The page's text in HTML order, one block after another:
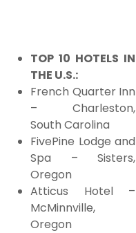
TOP 10 HOTELS IN
THE U.S.:
French Quarter Inn
– Charleston,
South Carolina
FivePine Lodge and
Spa – Sisters,
Oregon
Atticus Hotel –
McMinnville,
Oregon